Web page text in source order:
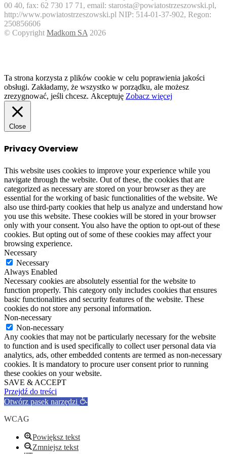
00 40, fax: 62 730 17 71, email: starosta@powiatostrzeszowski.pl,
http://www.powiatostrzeszowski.pl NIP: 514-01-37-902, Regon:
250856606
© Copyright Madkom SA 2026
Ta strona korzysta z plików cookie w celu poprawienia jakości
obsługi. Zakładamy, że wszystko w porządku, ale możesz
zrezygnować, jeśli chcesz. Akceptuję Zobacz więcej
Close
Privacy Overview
This website uses cookies to improve your experience while you
navigate through the website. Out of these, the cookies that are
categorized as necessary are stored on your browser as they are
essential for the working of basic functionalities of the website. We
also use third-party cookies that help us analyze and understand how
you use this website. These cookies will be stored in your browser
only with your consent. You also have the option to opt-out of these
cookies. But opting out of some of these cookies may affect your
browsing experience.
Necessary
Necessary
Always Enabled
Necessary cookies are absolutely essential for the website to
function properly. This category only includes cookies that ensures
basic functionalities and security features of the website. These
cookies do not store any personal information.
Non-necessary
Non-necessary
Any cookies that may not be particularly necessary for the website
to function and is used specifically to collect user personal data via
analytics, ads, other embedded contents are termed as non-necessary
cookies. It is mandatory to procure user consent prior to running
these cookies on your website.
SAVE & ACCEPT
Przejdź do treści
Otwórz pasek narzędzi
WCAG
Powiększ tekst
Zmniejsz tekst